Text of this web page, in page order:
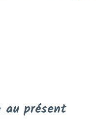
au présent